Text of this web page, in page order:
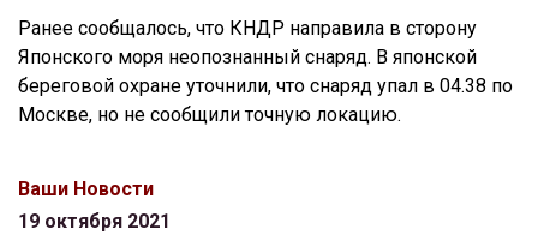
Ранее сообщалось, что КНДР направила в сторону
Японского моря неопознанный снаряд. В японской
береговой охране уточнили, что снаряд упал в 04.38 по
Москве, но не сообщили точную локацию.
Ваши Новости
19 октября 2021